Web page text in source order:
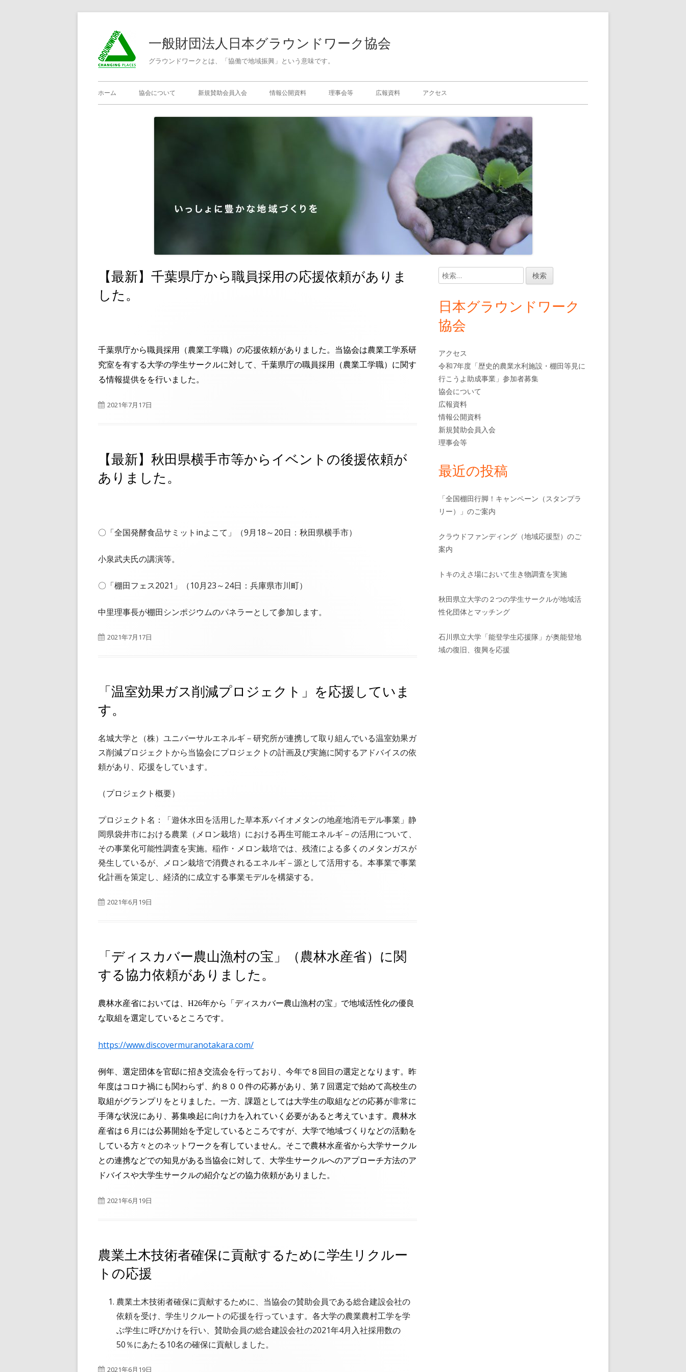
一般財団法人日本グラウンドワーク協会
グラウンドワークとは、「協働で地域振興」という意味です。
メ
ホーム 協会について 新規賛助会員入会 情報公開資料 理事会等 広報資料 アクセス
【最新】千葉県庁から職員採用の応援依頼がありま
した。
千葉県庁から職員採用（農業工学職）の応援依頼がありました。当協会は農業工学系研
究室を有する大学の学生サークルに対して、千葉県庁の職員採用（農業工学職）に関す
る情報提供をを行いました。
公
2021年7月17日
【最新】秋田県横手市等からイベントの後援依頼が
ありました。
〇「全国発酵食品サミットinよこて」（9月18～20日：秋田県横手市）
小泉武夫氏の講演等。
〇「棚田フェス2021」（10月23～24日：兵庫県市川町）
中里理事長が棚田シンポジウムのパネラーとして参加します。
公
2021年7月17日
「温室効果ガス削減プロジェクト」を応援していま
す。
名城大学と（株）ユニバーサルエネルギ－研究所が連携して取り組んでいる温室効果ガ
ス削減プロジェクトから当協会にプロジェクトの計画及び実施に関するアドバイスの依
頼があり、応援をしています。
（プロジェクト概要）
プロジェクト名：「遊休水田を活用した草本系バイオメタンの地産地消モデル事業」静
岡県袋井市における農業（メロン栽培）における再生可能エネルギ－の活用について、
その事業化可能性調査を実施。稲作・メロン栽培では、残渣による多くのメタンガスが
発生しているが、メロン栽培で消費されるエネルギ－源として活用する。本事業で事業
化計画を策定し、経済的に成立する事業モデルを構築する。
公
2021年6月19日
「ディスカバー農山漁村の宝」（農林水産省）に関
する協力依頼がありました。
農林水産省においては、 H26年から「ディスカバー農山漁村の宝」で地域活性化の優良
な取組を選定しているところです。
https://www.discovermuranotakara.com/
例年、選定団体を官邸に招き交流会を行っており、今年で８回目の選定となります。 昨
年度はコロナ禍にも関わらず、約８００件の応募があり、第７回選定で始めて高校生の
取組がグランプリをとりました。 一方、課題としては大学生の取組などの応募が非常に
手薄な状況にあり、募集喚起に向け力を入れていく必要があると考えています。 農林水
産省は６月には公募開始を予定しているところですが、大学で地域づくりなどの活動を
している方々とのネットワークを有していません。そこで農林水産省から大学サークル
との連携などでの知見がある当協会に対して、大学生サークルへのアプローチ方法のア
ドバイスや大学生サークルの紹介などの協力依頼がありました。
公
2021年6月19日
農業土木技術者確保に貢献するために学生リクルー
トの応援
農業土木技術者確保に貢献するために、当協会の賛助会員である総合建設会社の
依頼を受け、学生リクルートの応援を行っています。各大学の農業農村工学を学
ぶ学生に呼びかけを行い、賛助会員の総合建設会社の2021年4月入社採用数の
50％にあたる10名の確保に貢献しました。
公
2021年6月19日
メ
イ
ン
イ
ド
バ
ー
検
索:
日本グラウンドワーク
協会
アクセス
令和7年度「歴史的農業水利施設・棚田等見に
行こうよ助成事業」参加者募集
協会について
広報資料
情報公開資料
新規賛助会員入会
理事会等
最近の投稿
「全国棚田行脚！キャンペーン（スタンプラ
リー）」のご案内
クラウドファンディング（地域応援型）のご
案内
トキのえさ場において生き物調査を実施
秋田県立大学の２つの学生サークルが地域活
性化団体とマッチング
石川県立大学「能登学生応援隊」が奥能登地
域の復旧、復興を応援